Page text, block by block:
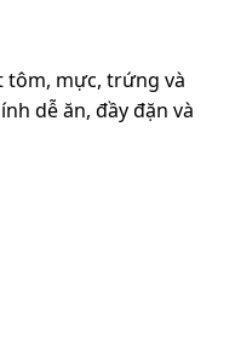
tôm, mực, trứng và
dễ ăn, đầy đặn và